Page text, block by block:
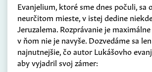
Evanjelium, ktoré sme dnes počuli, sa
neurčitom mieste, v istej dedine
Jeruzalema. Rozprávanie je
v ňom nie je navyše. Dozvedáme sa
najnutnejšie, čo autor Lukášovho
aby vyjadril svoj zámer: